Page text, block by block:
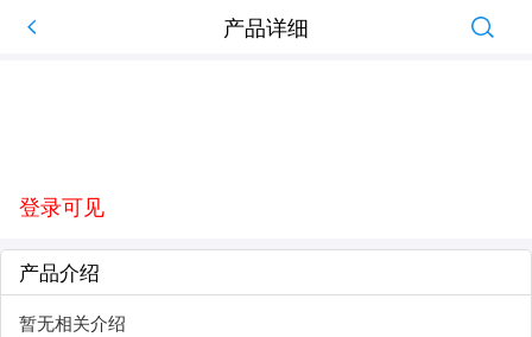
产品详细
登录可见
产品介绍
暂无相关介绍